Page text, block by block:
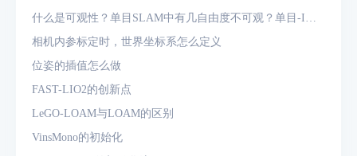
什么是可观性？单目SLAM中有几自由度不可观？单目-IMU
系统中有几自由度不可观？
相机内参标定时，世界坐标系怎么定义
位姿的插值怎么做
FAST-LIO2的创新点
LeGO-LOAM与LOAM的区别
VinsMono的初始化